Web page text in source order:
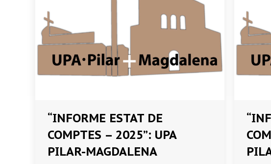
“INFORME ESTAT DE
COMPTES – 2025”: UPA
PILAR-MAGDALENA